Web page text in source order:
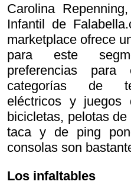
Carolina
Infantil de
marketplace ofrece
para este
preferencias
categorías de
eléctricos y juegos
bicicletas, pelotas
taca y de ping
consolas son
Los infaltables